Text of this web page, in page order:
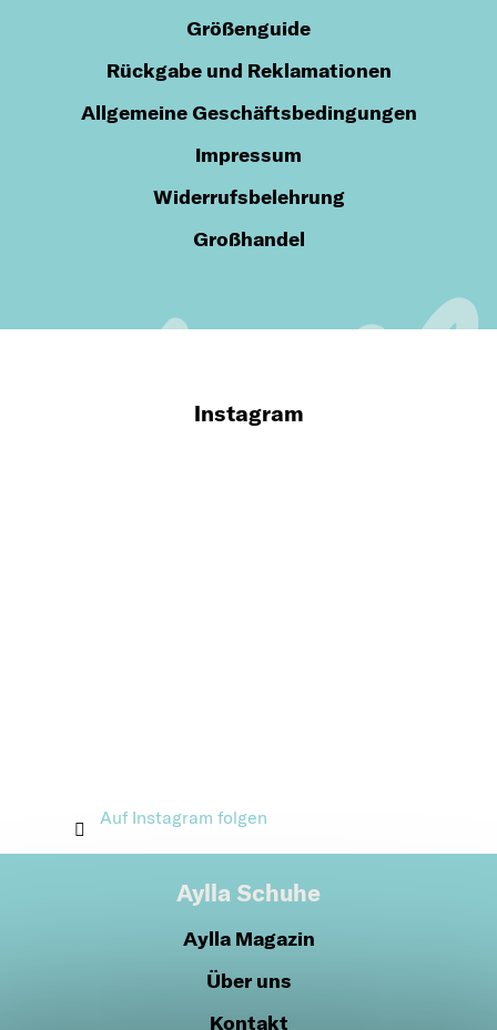
Größenguide
Rückgabe und Reklamationen
Allgemeine Geschäftsbedingungen
Impressum
Widerrufsbelehrung
Großhandel
Instagram
Auf Instagram folgen
Aylla Schuhe
Aylla Magazin
Über uns
Kontakt